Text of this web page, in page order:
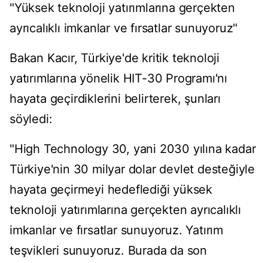
"Yüksek teknoloji yatırımlarına gerçekten
ayrıcalıklı imkanlar ve fırsatlar sunuyoruz"
Bakan Kacır, Türkiye'de kritik teknoloji
yatırımlarına yönelik HIT-30 Programı'nı
hayata geçirdiklerini belirterek, şunları
söyledi:
"High Technology 30, yani 2030 yılına kadar
Türkiye'nin 30 milyar dolar devlet desteğiyle
hayata geçirmeyi hedeflediği yüksek
teknoloji yatırımlarına gerçekten ayrıcalıklı
imkanlar ve fırsatlar sunuyoruz. Yatırım
teşvikleri sunuyoruz. Burada da son